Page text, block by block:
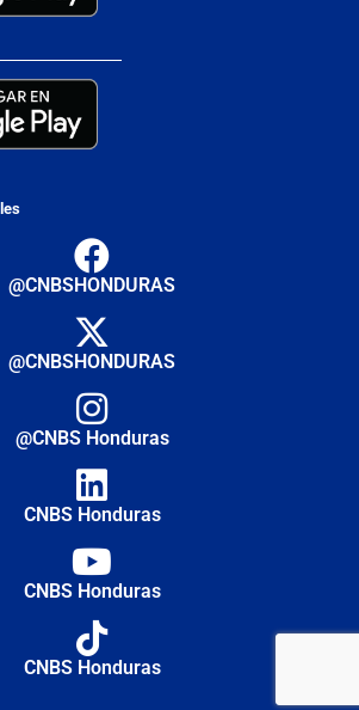
@CNBSHONDURAS
@CNBSHONDURAS
@CNBS Honduras
CNBS Honduras
CNBS Honduras
CNBS Honduras